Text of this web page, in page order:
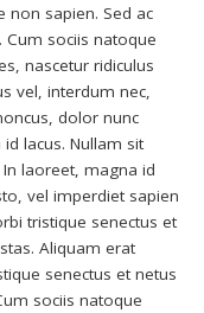
non sapien. Sed ac
sociis natoque
nascetur ridiculus
vel, interdum nec,
dolor nunc
lacus. Nullam sit
laoreet, magna id
vel imperdiet sapien
tristique senectus et
Aliquam erat
senectus et netus
sociis natoque